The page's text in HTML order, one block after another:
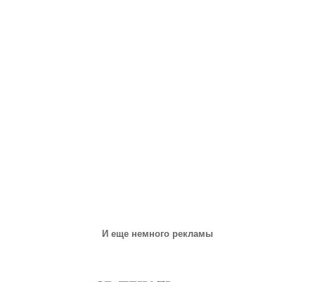
И еще немного рекламы